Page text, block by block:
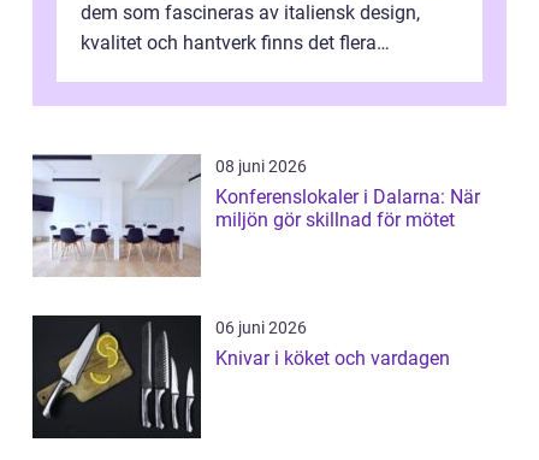
dem som fascineras av italiensk design,
kvalitet och hantverk finns det flera
08 juni 2026
Konferenslokaler i Dalarna: När
miljön gör skillnad för mötet
06 juni 2026
Knivar i köket och vardagen